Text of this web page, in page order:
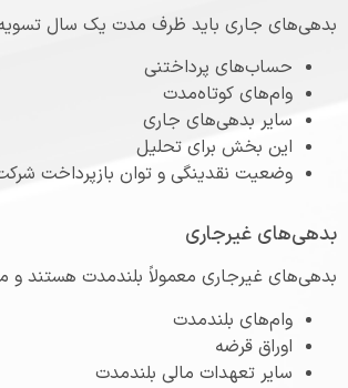
بدهی‌های جاری باید ظرف مدت یک سال
حساب‌های پرداختنی
وام‌های کوتاه‌مدت
سایر بدهی‌های جاری
این بخش برای تحلیل
وضعیت نقدینگی و توان بازپرداخت
بدهی‌های غیرجاری
بدهی‌های غیرجاری معمولاً بلندمدت هستند
وام‌های بلندمدت
اوراق قرضه
سایر تعهدات مالی بلندمدت